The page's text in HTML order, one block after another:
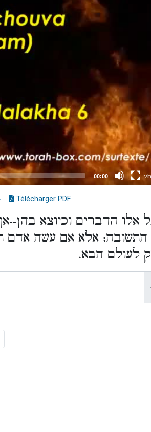
Télécharger PDF
אלו הדברים וכיוצא בהן--
אלא אם עשה אדם
לעולם הבא.